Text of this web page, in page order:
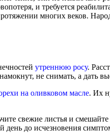
и требуется
многих веков.
утреннюю росу.
не снимать, а дать
на оливковом масле. Их
свежие листья и
день до исчезновения